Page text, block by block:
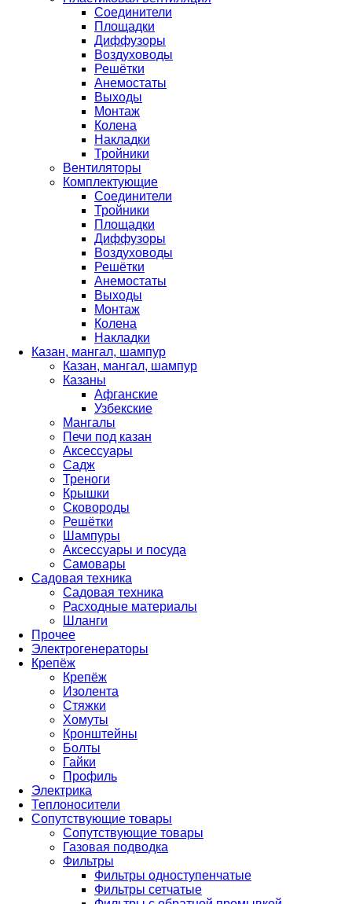
Соединители
Площадки
Диффузоры
Воздуховоды
Решётки
Анемостаты
Выходы
Монтаж
Колена
Накладки
Тройники
Вентиляторы
Комплектующие
Соединители
Тройники
Площадки
Диффузоры
Воздуховоды
Решётки
Анемостаты
Выходы
Монтаж
Колена
Накладки
Казан, мангал, шампур
Казан, мангал, шампур
Казаны
Афганские
Узбекские
Мангалы
Печи под казан
Аксессуары
Садж
Треноги
Крышки
Сковороды
Решётки
Шампуры
Аксессуары и посуда
Самовары
Садовая техника
Садовая техника
Расходные материалы
Шланги
Прочее
Электрогенераторы
Крепёж
Крепёж
Изолента
Стяжки
Хомуты
Кронштейны
Болты
Гайки
Профиль
Электрика
Теплоносители
Сопутствующие товары
Сопутствующие товары
Газовая подводка
Фильтры
Фильтры одноступенчатые
Фильтры сетчатые